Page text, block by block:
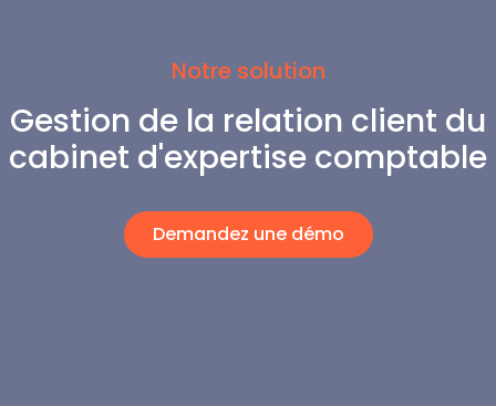
Notre solution
Gestion de la relation client du
cabinet d'expertise comptable
Demandez une démo